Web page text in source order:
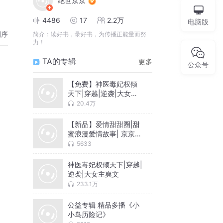
4486 17 2.2万
简介： 读好书，录好书，为传播正能量而努
力！
TA的专辑 更多
【免费】神医毒妃权倾
天下|穿越|逆袭|大女主
爽文20.4万
【新品】爱情甜甜圈|甜
蜜浪漫爱情故事| 京京独
播弟双人演播
5633
神医毒妃权倾天下|穿越|
逆袭|大女主爽文
233.1万
公益专辑 精品多播《小
小鸟历险记》
电脑版
公众号